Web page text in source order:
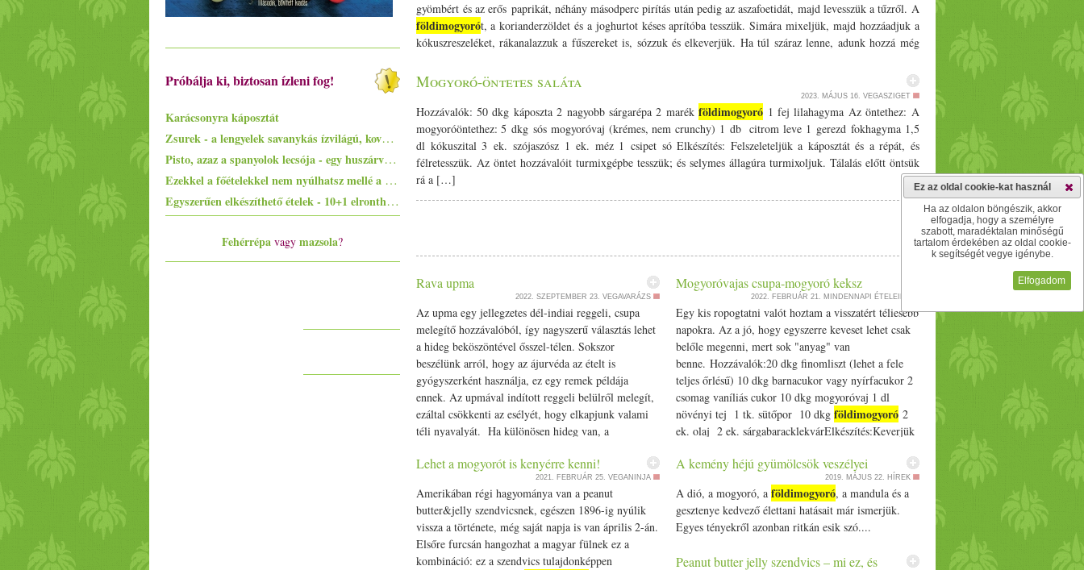
Próbálja ki, biztosan ízleni fog!
Karácsonyra káposztát
Zsurek - a lengyelek savanykás ízvilágú, kovászos levese
Pisto, azaz a spanyolok lecsója - egy huszárvágással tesszük laktatóbbá
Ezekkel a főételekkel nem nyúlhatsz mellé a hőségben - 5+1 kánikularecept
Egyszerűen elkészíthető ételek - 10+1 elronthatatlan recept kezdő konyhatündéreknek
Fehérrépa vagy mazsola?
gyömbért és az erős paprikát, néhány másodperc pirítás után pedig az aszafoetidát, majd levesszük a tűzről. A
földimogyorót, a korianderzöldet és a joghurtot késes aprítóba tesszük. Simára mixeljük, majd hozzáadjuk a
kókuszreszeléket, rákanalazzuk a fűszereket is, sózzuk és elkeverjük. Ha túl száraz lenne, adunk hozzá még
tálaljuk.
Mogyoró-öntetes saláta
2023. MÁJUS 16. VEGASZIGET
Hozzávalók: 50 dkg káposzta 2 nagyobb sárgarépa 2 marékföldimogyoró 1 fej lilahagyma Az öntethez: A
mogyoróöntethez: 5 dkg sós mogyoróvaj (krémes, nem crunchy) 1 db citrom leve 1 gerezd fokhagyma 1,5
dl kókuszital 3 ek. szójaszósz 1 ek. méz 1 csipet só Elkészítés: Felszeleteljük a káposztát és a répát, és
félretesszük. Az öntet hozzávalóit turmixgépbe tesszük; és selymes állagúra turmixoljuk. Tálalás előtt öntsük
rá a […]
Rava upma
2022. SZEPTEMBER 23. VEGAVARÁZS
Az upma egy jellegzetes dél-indiai reggeli, csupa
melegítő hozzávalóból, így nagyszerű választás lehet
a hideg beköszöntével ősszel-télen. Sokszor
beszélünk arról, hogy az ájurvéda az ételt is
gyógyszerként használja, ez egy remek példája
ennek. Az upmával indított reggeli belülről melegít,
ezáltal csökkenti az esélyét, hogy elkapjunk valami
téli nyavalyát. Ha különösen hideg van, a
bírja. Hozzávalók: 1 pohár búzadara 3 ek ghí vagy
olaj 2 kk fekete mustármag 2 kk római kömény 2 kk
urad dhal elhagyható 1 ekföldimogyoró
(elhagyható) fél ek reszelt friss gyömbér fél ek
apróra vágott zöld chili (vagy egy kevés szárított,
ízlés szerint) 5-6 curry levél 3/­­4 kk asafoetida fél kk
kurkuma 30-40 dkg vegyes zöldség apróra vágva
Lehet a mogyorót is kenyérre kenni!
2021. FEBRUÁR 25. VEGANINJA
Amerikában régi hagyománya van a peanut
butter&jelly szendvicsnek, egészen 1896-ig nyúlik
vissza a története, még saját napja is van április 2-án.
Elsőre furcsán hangozhat a magyar fülnek ez a
kombináció: ez a szendvics tulajdonképpen
Mogyoróvajas csupa-mogyoró keksz
2022. FEBRUÁR 21. MINDENNAPI ÉTELEINK
Egy kis ropogtatni valót hoztam a visszatért téliesebb
napokra. Az a jó, hogy egyszerre keveset lehet csak
belőle megenni, mert sok "anyag" van
benne. Hozzávalók:20 dkg finomliszt (lehet a fele
teljes őrlésű) 10 dkg barnacukor vagy nyírfacukor 2
csomag vaníliás cukor 10 dkg mogyoróvaj 1 dl
növényi tej 1 tk. sütőpor 10 dkg földimogyoró2
ek. olaj 2 ek. sárgabaracklekvárElkészítés:Keverjük
sütőporral. Ehhez keverjük hozzá az előzetesen
összekevert mogyoróvajat és tejet. Alaposan
dolgozzuk össze, és sütőpapírral bélelt tepsibe
tegyünk kedvünk szerinti formákat. Én a végén
lekentem olajjal és sárgabaracklekvárral összekevert
előzetesen rusztikusra tört mogyoródarabokat.
A kemény héjú gyümölcsök veszélyei
2019. MÁJUS 22. HÍREK
A dió, a mogyoró, a földimogyoró, a mandula és a
gesztenye kedvező élettani hatásait már ismerjük.
Egyes tényekről azonban ritkán esik szó....
Peanut butter jelly szendvics – mi ez, és
Ez az oldal cookie-kat használ
Ha az oldalon böngészik, akkor
elfogadja, hogy a személyre
szabott, maradéktalan minőségű
tartalom érdekében az oldal cookie-
k segítségét vegye igénybe.
Elfogadom